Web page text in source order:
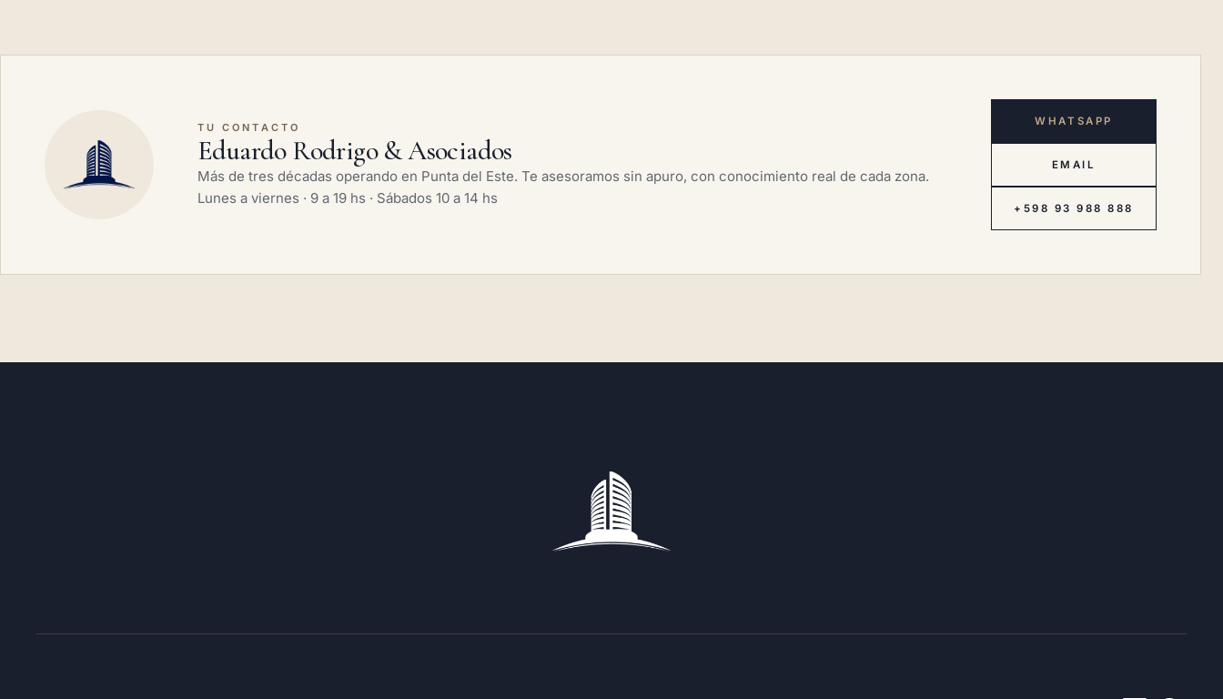
TU CONTACTO
Eduardo Rodrigo & Asociados
Más de tres décadas operando en Punta del Este. Te asesoramos sin apuro, con conocimiento real de cada zona.
Lunes a viernes · 9 a 19 hs · Sábados 10 a 14 hs
WHATSAPP
EMAIL
+598 93 988 888